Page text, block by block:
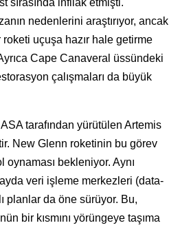
sırasında infilak etmişti.
nedenlerini araştırıyor, ancak
uçuşa hazır hale getirme
Cape Canaveral üssündeki
çalışmaları da büyük
tarafından yürütülen Artemis
New Glenn roketinin bu görev
oynaması bekleniyor. Aynı
veri işleme merkezleri (data-
planlar da öne sürüyor. Bu,
bir kısmını yörüngeye taşıma